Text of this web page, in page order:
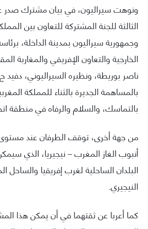
ونوهت سيراليون، في بيان مشترك صدر
الثالثة للجنة المشتركة للتعاون بين
وجمهورية سيراليون بمدينة الداخلة،
الخارجية والتعاون الإفريقي والمغاربة
ناصر بوريطة، ونظيره السيراليوني،
بالمساهمة الجديرة بالثناء للمملكة
بالتماسك، والسلام والرفاه في منطقة
من جهة أخرى، توقف الطرفان عند
أنبوب الغاز المغرب – نيجيريا، الذي
البلدان الساحلية لغرب إفريقيا والساحل
النيجيري.
كما أعربا عن ثقتهما في أن يمكن هذا